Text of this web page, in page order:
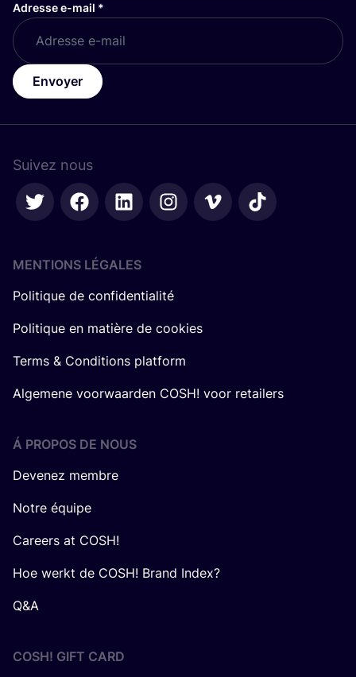
Adresse e-mail *
Envoyer
Suivez nous
MENTIONS LÉGALES
Politique de confidentialité
Politique en matière de cookies
Terms & Conditions platform
Algemene voorwaarden COSH! voor retailers
Á PROPOS DE NOUS
Devenez membre
Notre équipe
Careers at COSH!
Hoe werkt de COSH! Brand Index?
Q&A
COSH! GIFT CARD